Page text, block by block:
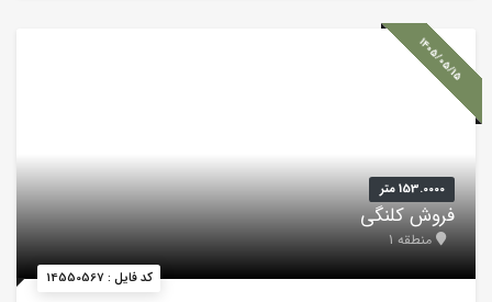
1405/05/15
کد فایل : 14550567
153.0000 متر
فروش کلنگی
منطقه 1